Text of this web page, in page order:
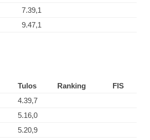
7.39,1
9.47,1
Tulos Ranking
FIS
4.39,7
5.16,0
5.20,9